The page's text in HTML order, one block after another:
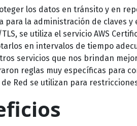
los datos en tránsito y en
para la administración de claves
se utiliza el servicio AWS
en intervalos de tiempo
servicios que nos brindan
reglas muy específicas para
Red se utilizan para